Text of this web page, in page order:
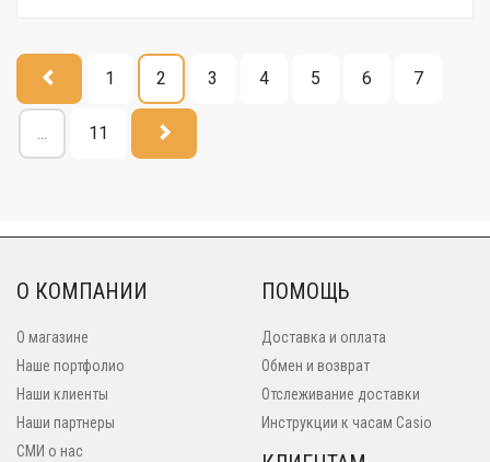
1 2 3 4 5 6 7
... 11
О КОМПАНИИ
О магазине
Наше портфолио
Наши клиенты
Наши партнеры
СМИ о нас
ПОМОЩЬ
Доставка и оплата
Обмен и возврат
Отслеживание доставки
Инструкции к часам Casio